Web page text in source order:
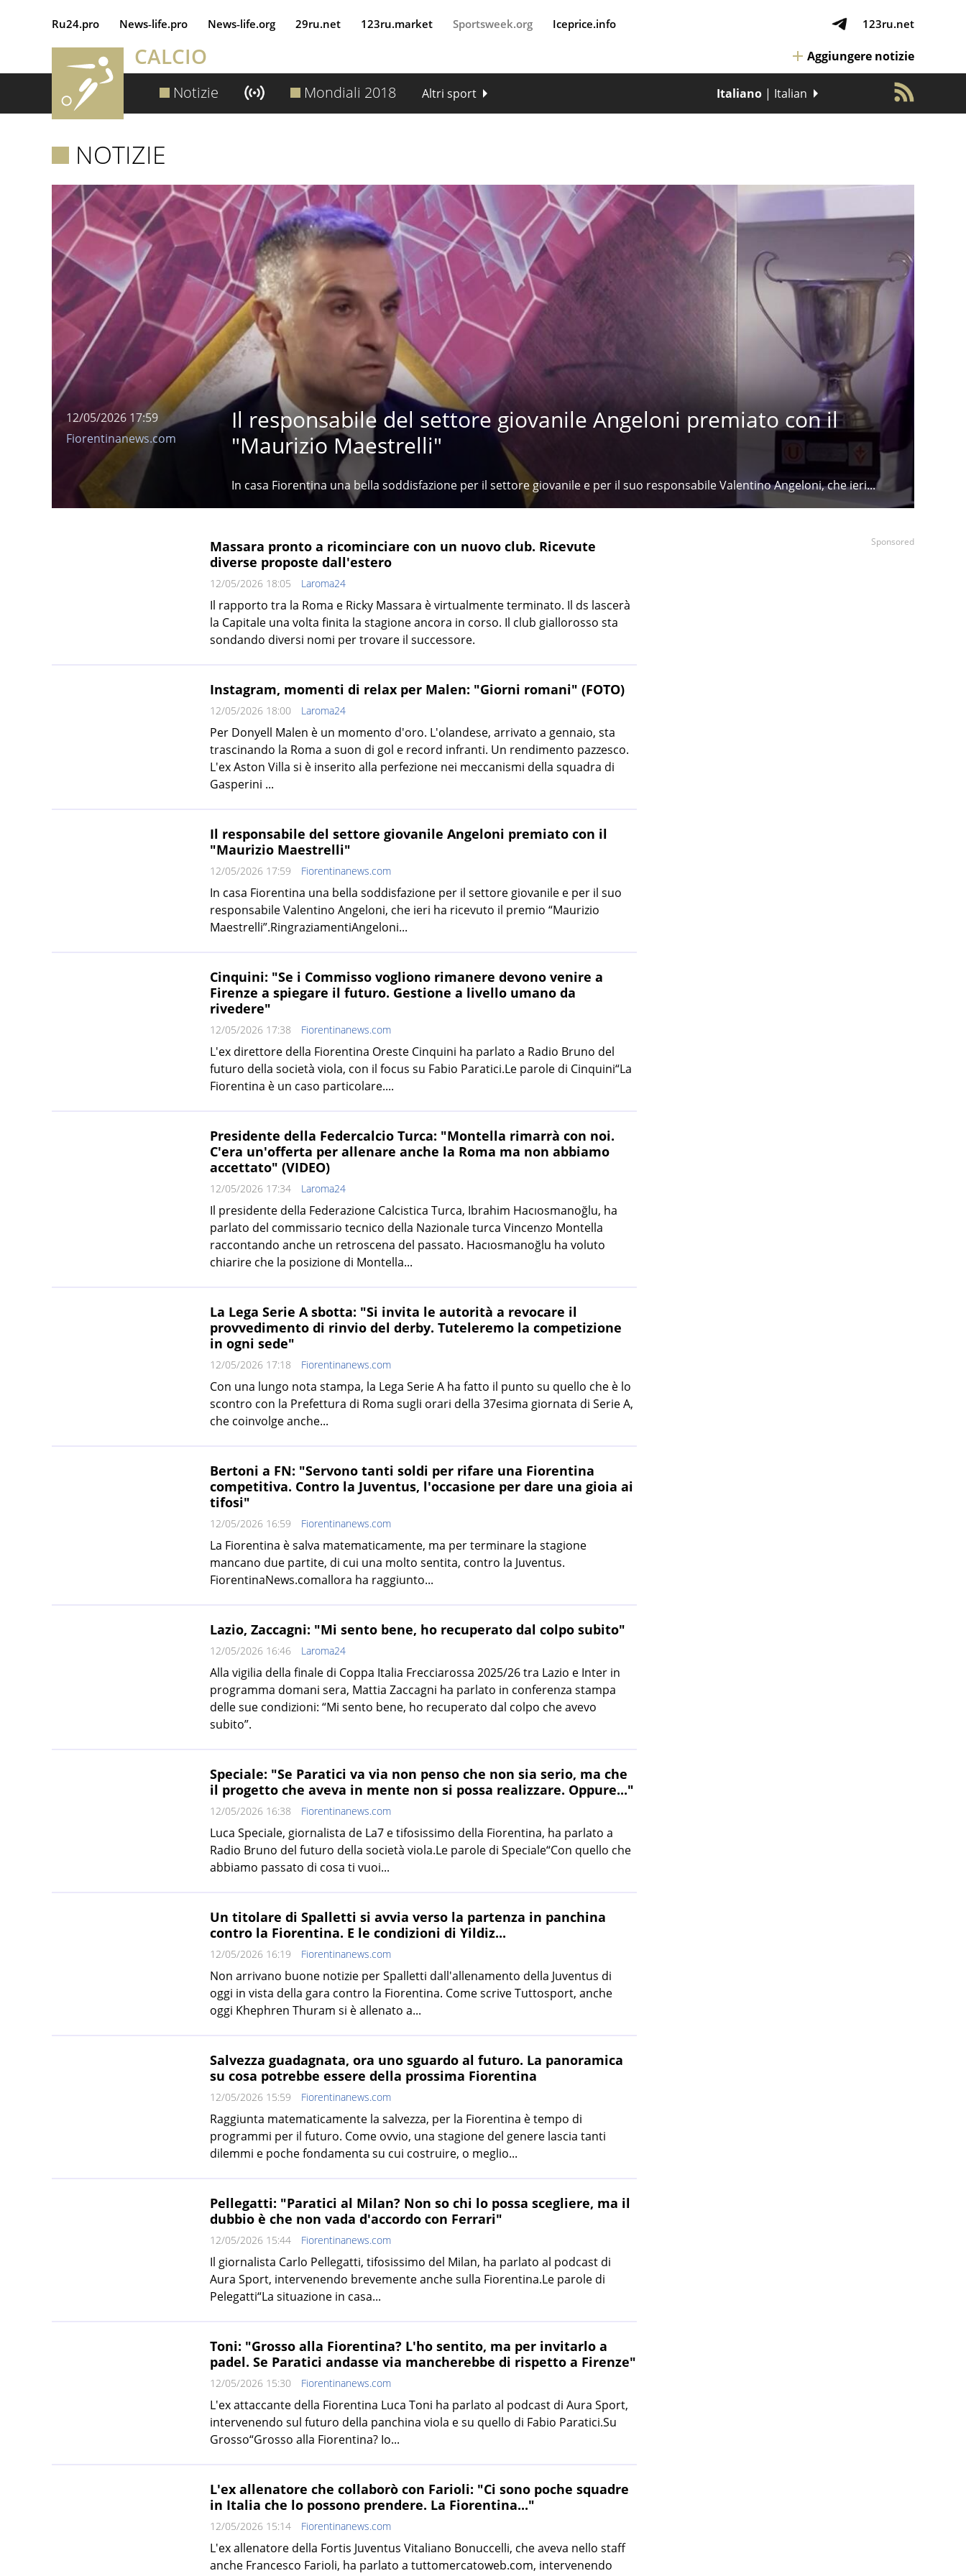
Ru24.pro News‑life.pro News‑life.org 29ru.net 123ru.market Sportsweek.org Iceprice.info 123ru.net
CALCIO Aggiungere notizie
Notizie Mondiali 2018 Altri sport Italiano | Italian
NOTIZIE
Il responsabile del settore giovanile Angeloni premiato con il
"Maurizio Maestrelli"
12/05/2026 17:59
Fiorentinanews.com
In casa Fiorentina una bella soddisfazione per il settore giovanile e per il suo responsabile Valentino Angeloni, che ieri...
Massara pronto a ricominciare con un nuovo club. Ricevute
diverse proposte dall'estero
12/05/2026 18:05 Laroma24
Il rapporto tra la Roma e Ricky Massara è virtualmente terminato. Il ds lascerà
la Capitale una volta finita la stagione ancora in corso. Il club giallorosso sta
sondando diversi nomi per trovare il successore.
Instagram, momenti di relax per Malen: "Giorni romani" (FOTO)
12/05/2026 18:00 Laroma24
Per Donyell Malen è un momento d'oro. L'olandese, arrivato a gennaio, sta
trascinando la Roma a suon di gol e record infranti. Un rendimento pazzesco.
L'ex Aston Villa si è inserito alla perfezione nei meccanismi della squadra di
Gasperini ...
Il responsabile del settore giovanile Angeloni premiato con il
"Maurizio Maestrelli"
12/05/2026 17:59 Fiorentinanews.com
In casa Fiorentina una bella soddisfazione per il settore giovanile e per il suo
responsabile Valentino Angeloni, che ieri ha ricevuto il premio “Maurizio
Maestrelli”.RingraziamentiAngeloni...
Cinquini: "Se i Commisso vogliono rimanere devono venire a
Firenze a spiegare il futuro. Gestione a livello umano da
rivedere"
12/05/2026 17:38 Fiorentinanews.com
L'ex direttore della Fiorentina Oreste Cinquini ha parlato a Radio Bruno del
futuro della società viola, con il focus su Fabio Paratici.Le parole di Cinquini“La
Fiorentina è un caso particolare....
Presidente della Federcalcio Turca: "Montella rimarrà con noi.
C'era un'offerta per allenare anche la Roma ma non abbiamo
accettato" (VIDEO)
12/05/2026 17:34 Laroma24
Il presidente della Federazione Calcistica Turca, Ibrahim Hacıosmanoğlu, ha
parlato del commissario tecnico della Nazionale turca Vincenzo Montella
raccontando anche un retroscena del passato. Hacıosmanoğlu ha voluto
chiarire che la posizione di Montella...
La Lega Serie A sbotta: "Si invita le autorità a revocare il
provvedimento di rinvio del derby. Tuteleremo la competizione
in ogni sede"
12/05/2026 17:18 Fiorentinanews.com
Con una lungo nota stampa, la Lega Serie A ha fatto il punto su quello che è lo
scontro con la Prefettura di Roma sugli orari della 37esima giornata di Serie A,
che coinvolge anche...
Bertoni a FN: "Servono tanti soldi per rifare una Fiorentina
competitiva. Contro la Juventus, l'occasione per dare una gioia ai
tifosi"
12/05/2026 16:59 Fiorentinanews.com
La Fiorentina è salva matematicamente, ma per terminare la stagione
mancano due partite, di cui una molto sentita, contro la Juventus.
FiorentinaNews.comallora ha raggiunto...
Lazio, Zaccagni: "Mi sento bene, ho recuperato dal colpo subito"
12/05/2026 16:46 Laroma24
Alla vigilia della finale di Coppa Italia Frecciarossa 2025/26 tra Lazio e Inter in
programma domani sera, Mattia Zaccagni ha parlato in conferenza stampa
delle sue condizioni: “Mi sento bene, ho recuperato dal colpo che avevo
subito”.
Speciale: "Se Paratici va via non penso che non sia serio, ma che
il progetto che aveva in mente non si possa realizzare. Oppure..."
12/05/2026 16:38 Fiorentinanews.com
Luca Speciale, giornalista de La7 e tifosissimo della Fiorentina, ha parlato a
Radio Bruno del futuro della società viola.Le parole di Speciale“Con quello che
abbiamo passato di cosa ti vuoi...
Un titolare di Spalletti si avvia verso la partenza in panchina
contro la Fiorentina. E le condizioni di Yildiz...
12/05/2026 16:19 Fiorentinanews.com
Non arrivano buone notizie per Spalletti dall'allenamento della Juventus di
oggi in vista della gara contro la Fiorentina. Come scrive Tuttosport, anche
oggi Khephren Thuram si è allenato a...
Salvezza guadagnata, ora uno sguardo al futuro. La panoramica
su cosa potrebbe essere della prossima Fiorentina
12/05/2026 15:59 Fiorentinanews.com
Raggiunta matematicamente la salvezza, per la Fiorentina è tempo di
programmi per il futuro. Come ovvio, una stagione del genere lascia tanti
dilemmi e poche fondamenta su cui costruire, o meglio...
Pellegatti: "Paratici al Milan? Non so chi lo possa scegliere, ma il
dubbio è che non vada d'accordo con Ferrari"
12/05/2026 15:44 Fiorentinanews.com
Il giornalista Carlo Pellegatti, tifosissimo del Milan, ha parlato al podcast di
Aura Sport, intervenendo brevemente anche sulla Fiorentina.Le parole di
Pelegatti“La situazione in casa...
Toni: "Grosso alla Fiorentina? L'ho sentito, ma per invitarlo a
padel. Se Paratici andasse via mancherebbe di rispetto a Firenze"
12/05/2026 15:30 Fiorentinanews.com
L'ex attaccante della Fiorentina Luca Toni ha parlato al podcast di Aura Sport,
intervenendo sul futuro della panchina viola e su quello di Fabio Paratici.Su
Grosso“Grosso alla Fiorentina? Io...
L'ex allenatore che collaborò con Farioli: "Ci sono poche squadre
in Italia che lo possono prendere. La Fiorentina..."
12/05/2026 15:14 Fiorentinanews.com
L'ex allenatore della Fortis Juventus Vitaliano Bonuccelli, che aveva nello staff
anche Francesco Farioli, ha parlato a tuttomercatoweb.com, intervenendo
Sponsored